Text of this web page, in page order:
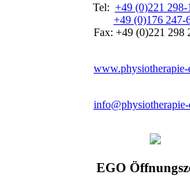
Tel: +49 (0)221 298-
+49 (0)176 247-
Fax: +49 (0)221 298
www.physiotherapie-
info@physiotherapie-
EGO